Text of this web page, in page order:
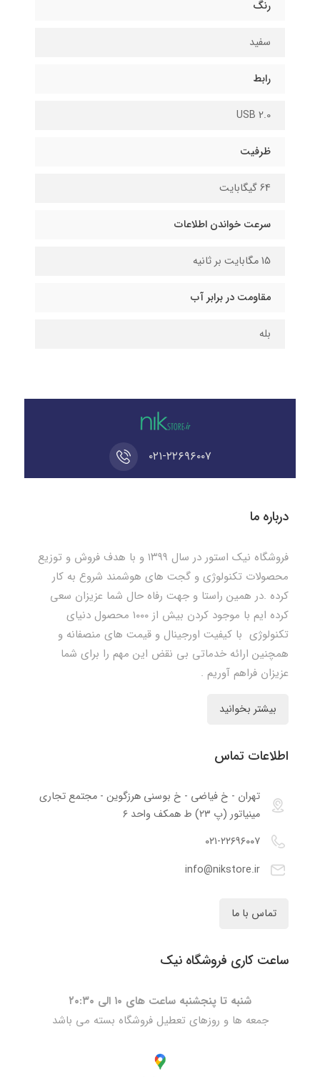
رنگ
سفید
رابط
USB 2.0
ظرفیت
64 گیگابایت
سرعت خواندن اطلاعات
15 مگابایت بر ثانیه
مقاومت در برابر آب
بله
۰۲۱-۲۲۶۹۶۰۰۷
درباره ما
فروشگاه نیک استور در سال ۱۳۹۹ و با هدف فروش و توزیع
محصولات تکنولوژی و گجت های هوشمند شروع به کار
کرده .در همین راستا و جهت رفاه حال شما عزیزان سعی
کرده ایم با موجود کردن بیش از ۱۰۰۰ محصول دنیای
تکنولوژی با کیفیت اورجینال و قیمت های منصفانه و
همچنین ارائه خدماتی بی نقض این مهم را برای شما
عزیزان فراهم آوریم .
بیشتر بخوانید
اطلاعات تماس
تهران - خ فیاضی - خ بوسنی هرزگوین - مجتمع تجاری
مینیاتور (پ ۲۳) ط همکف واحد ۶
۰۲۱-۲۲۶۹۶۰۰۷
info@nikstore.ir
تماس با ما
ساعت کاری فروشگاه نیک
شنبه تا پنجشنبه ساعت های ۱۰ الی ۲۰:۳۰
جمعه ها و روزهای تعطیل فروشگاه بسته می باشد